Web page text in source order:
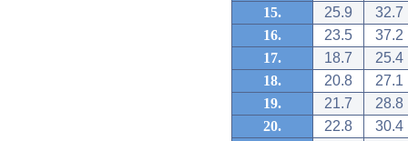
15.
25.9
32.7
16.
23.5
37.2
17.
18.7
25.4
18.
20.8
27.1
19.
21.7
28.8
20.
22.8
30.4